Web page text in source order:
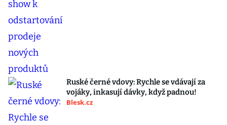
Ruské černé vdovy: Rychle se vdávají za
vojáky, inkasují dávky, když padnou!
Blesk.cz